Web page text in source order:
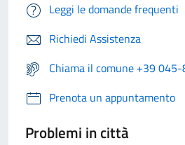
Leggi le domande frequenti
Richiedi Assistenza
Chiama il comune +39
Prenota un appuntamento
Problemi in città